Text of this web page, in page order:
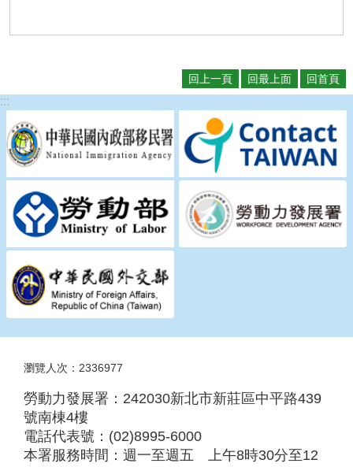
回上一頁 回最上面 回首頁
:::
瀏覽人次：2336977
勞動力發展署：242030新北市新莊區中平路439
號南棟4樓
電話代表號：(02)8995-6000
本署服務時間：週一至週五 上午8時30分至12